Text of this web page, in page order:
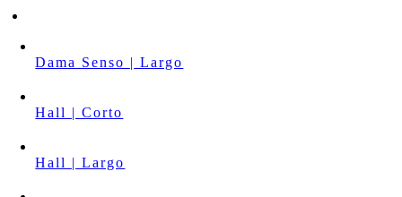
Dama Senso | Largo
Hall | Corto
Hall | Largo